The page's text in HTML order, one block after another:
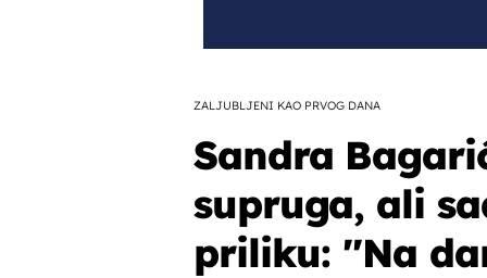
ZALJUBLJENI KAO PRVOG DANA
Sandra
supruga, ali
priliku: ''Na